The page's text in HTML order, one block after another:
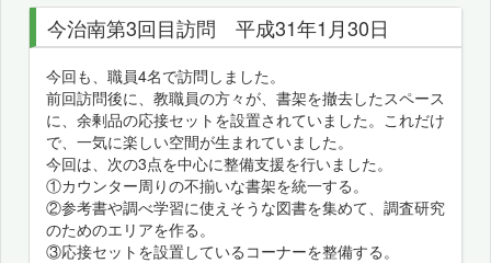
今治南第3回目訪問 平成31年1月30日
今回も、職員4名で訪問しました。
前回訪問後に、教職員の方々が、書架を撤去したスペース
に、余剰品の応接セットを設置されていました。これだけ
で、一気に楽しい空間が生まれていました。
今回は、次の3点を中心に整備支援を行いました。
①カウンター周りの不揃いな書架を統一する。
②参考書や調べ学習に使えそうな図書を集めて、調査研究
のためのエリアを作る。
③応接セットを設置しているコーナーを整備する。